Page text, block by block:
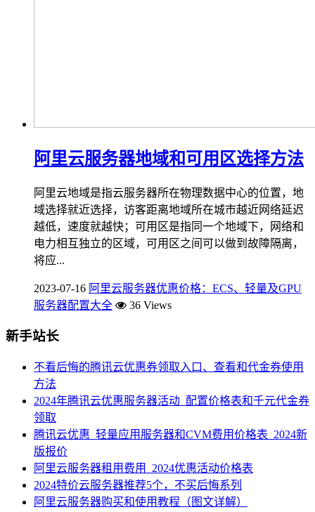
阿里云服务器地域和可用区选择方法
阿里云地域是指云服务器所在物理数据中心的位置，地
域选择就近选择，访客距离地域所在城市越近网络延迟
越低，速度就越快；可用区是指同一个地域下，网络和
电力相互独立的区域，可用区之间可以做到故障隔离，
将应...
2023-07-16 阿里云服务器优惠价格：ECS、轻量及GPU
服务器配置大全
36 Views
新手站长
不看后悔的腾讯云优惠券领取入口、查看和代金券使用
方法
2024年腾讯云优惠服务器活动_配置价格表和千元代金券
领取
腾讯云优惠_轻量应用服务器和CVM费用价格表_2024新
版报价
阿里云服务器租用费用_2024优惠活动价格表
2024特价云服务器推荐5个，不买后悔系列
阿里云服务器购买和使用教程（图文详解）